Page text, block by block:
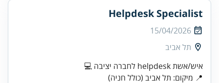
Helpdesk Specialist
15/04/2026
תל אביב
איש/אשת helpdesk לחברה יציבה 💻